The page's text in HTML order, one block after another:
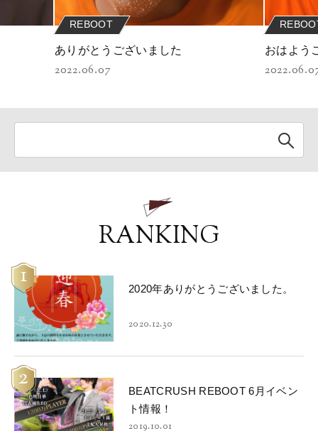
REBOOT
ありがとうございました
2022.06.07
おはよう
RANKING
1 2020年ありがとうございました。
2020.12.30
2
BEATCRUSH REBOOT 6月イベン
ト情報！
2019.10.01